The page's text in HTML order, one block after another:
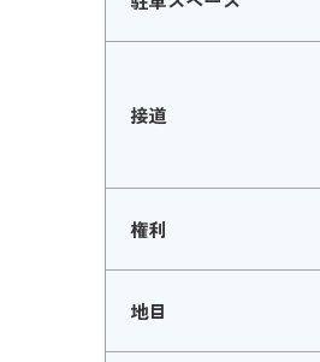
接道
権利
地目